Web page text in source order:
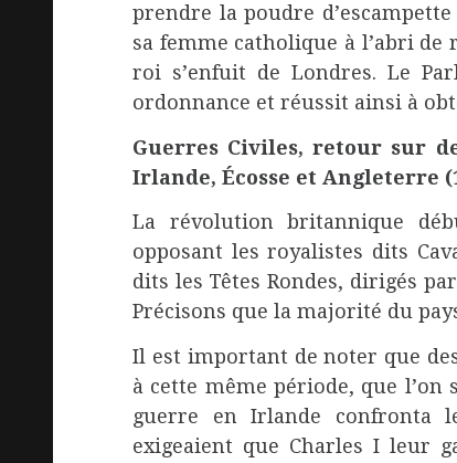
prendre la poudre
sa femme catholique à l’abri
roi s’enfuit de Londres. Le
ordonnance et réussit ainsi à
Guerres Civiles, retour sur
Irlande, Écosse et Angleterre
La révolution britannique
opposant les royalistes dits
dits les Têtes Rondes, dirigés
Précisons que la majorité du
Il est important de noter que
à cette même période, que
guerre en Irlande confronta
exigeaient que Charles I leur